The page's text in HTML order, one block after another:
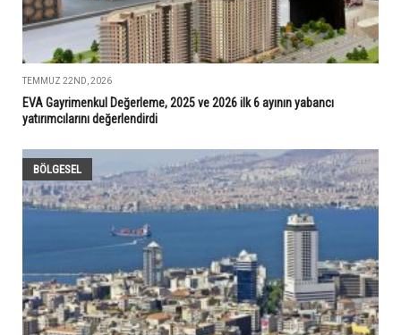
TEMMUZ 22ND, 2026
EVA Gayrimenkul Değerleme, 2025 ve 2026 ilk 6 ayının yabancı
yatırımcılarını değerlendirdi
BÖLGESEL